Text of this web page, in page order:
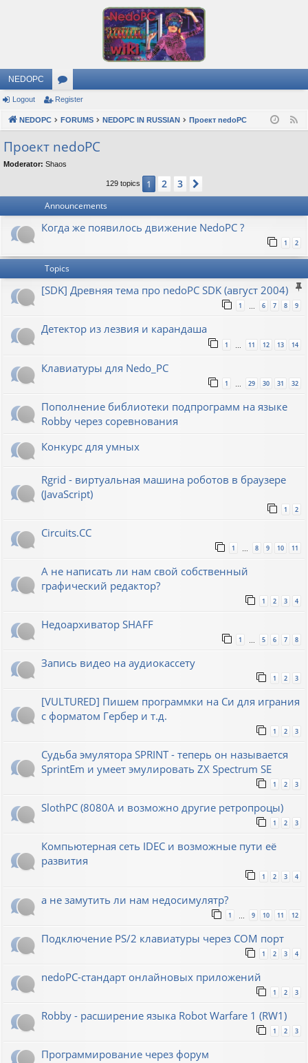
NEDOPC
or
u
s
Logout Register
NEDOPC FORUMS NEDOPC IN RUSSIAN Проект nedoPC
Проект nedoPC
Moderator: Shaos
129 topics 1 2 3
Announcements
Когда же появилось движение NedoPC ?
1 2
Topics
[SDK] Древняя тема про nedoPC SDK (август 2004)
1 … 6 7 8 9
Детектор из лезвия и карандаша
1 11 12 13 14
Клавиатуры для Nedo_PC
1 29 30 31 32
Пополнение библиотеки подпрограмм на языке
Robby через соревнования
Конкурс для умных
Rgrid - виртуальная машина роботов в браузере
(JavaScript)
1 2
Circuits.CC
1 8 9 10 11
А не написать ли нам свой собственный
графический редактор?
1 2 3 4
Недоархиватор SHAFF
1 … 5 6 7 8
Запись видео на аудиокассету
1 2 3
[VULTURED] Пишем программки на Си для играния
с форматом Гербер и т.д.
1 2 3
Судьба эмулятора SPRINT - теперь он называется
SprintEm и умеет эмулировать ZX Spectrum SE
1 2 3
SlothPC (8080A и возможно другие ретропроцы)
1 2 3
Компьютерная сеть IDEC и возможные пути её
развития
1 2 3 4
а не замутить ли нам недосимулятр?
1 9 10 11 12
Подключение PS/2 клавиатуры через COM порт
1 2 3 4
nedoPC-стандарт онлайновых приложений
1 2 3
Robby - расширение языка Robot Warfare 1 (RW1)
1 2 3
Программирование через форум